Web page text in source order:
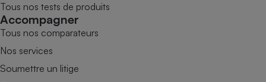
Tous nos tests de produits
Accompagner
Tous nos comparateurs
Nos services
Soumettre un litige